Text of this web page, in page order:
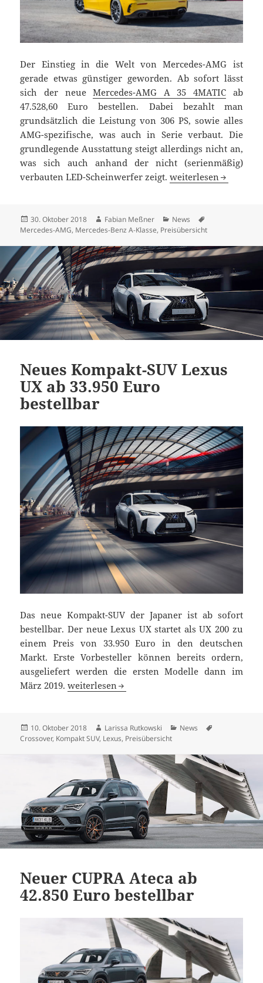
Der Einstieg in die Welt von Mercedes-AMG ist
gerade etwas günstiger geworden. Ab sofort lässt
sich der neueMercedes-AMG A 35 4MATICab
47.528,60 Euro bestellen. Dabei bezahlt man
grundsätzlich die Leistung von 306 PS, sowie alles
AMG-spezifische, was auch in Serie verbaut. Die
grundlegende Ausstattung steigt allerdings nicht an,
was sich auch anhand der nicht (serienmäßig)
verbauten LED-Scheinwerfer zeigt.Mercedes-AMG A 35
weiterlesen
Veröffentlicht
am
30. Oktober 2018 Autor
Fabian Meßner Kategorien
News
Mercedes-AMG, Mercedes-Benz A-Klasse, Preisübersicht
Neues Kompakt-SUV Lexus
UX ab 33.950 Euro
bestellbar
Das neue Kompakt-SUV der Japaner ist ab sofort
bestellbar. Der neue Lexus UX startet als UX 200 zu
einem Preis von 33.950 Euro in den deutschen
Markt. Erste Vorbesteller können bereits ordern,
ausgeliefert werden die ersten Modelle dann im
März 2019.Neues Kompakt-SUV Lexus UX ab 33.950
weiterlesen
Veröffentlicht
am
10. Oktober 2018 Autor
Larissa Rutkowski Kategorien
News
Crossover, Kompakt SUV, Lexus, Preisübersicht
Neuer CUPRA Ateca ab
42.850 Euro bestellbar